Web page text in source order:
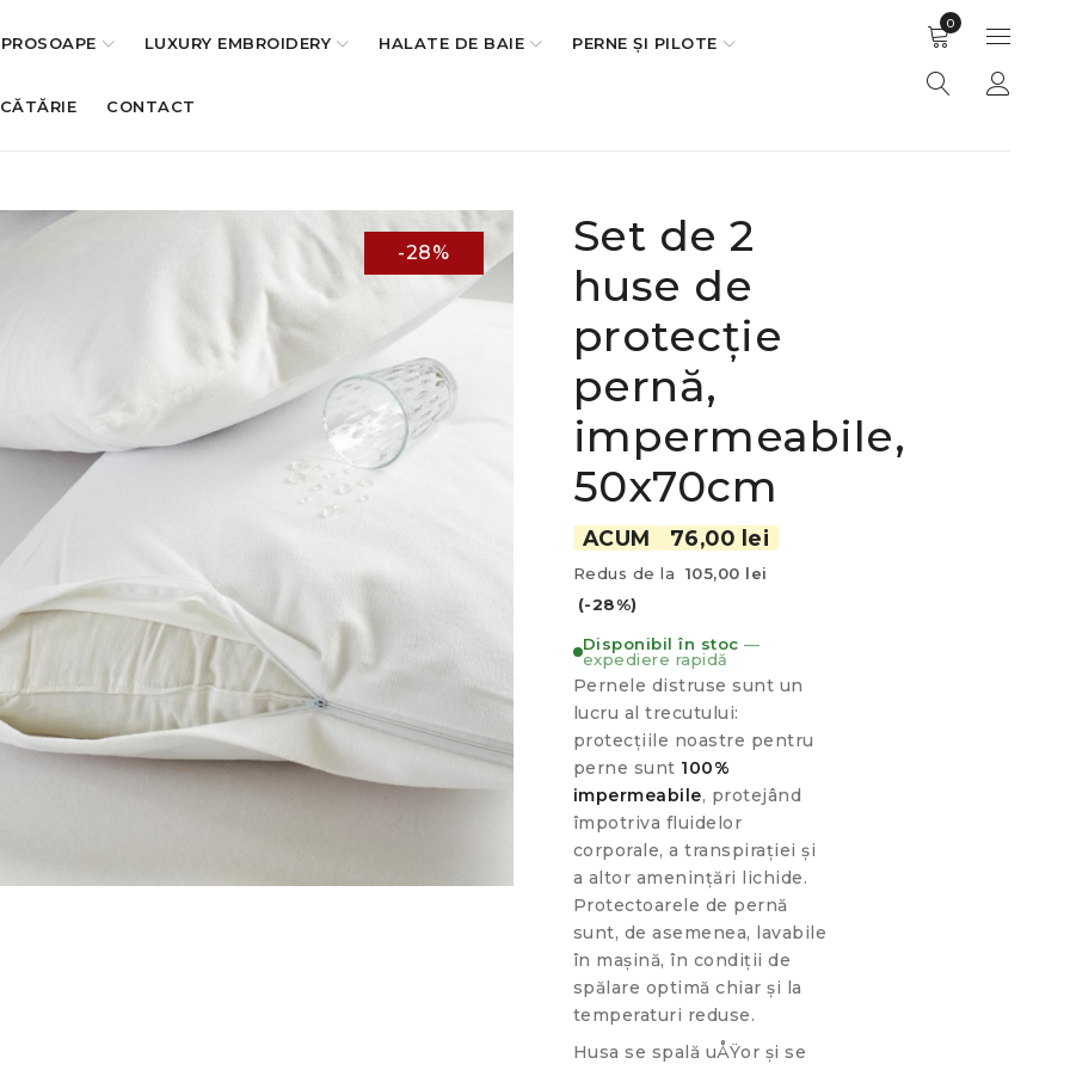
PROSOAPE LUXURY EMBROIDERY HALATE DE BAIE PERNE ȘI PILOTE
CONTACT
0
-28%
Set de 2
huse de
protecție
pernă,
impermeabile,
50x70cm
ACUM 76,00 lei
Redus de la
105,00 lei
(-28%)
Disponibil în stoc—
expediere rapidă
Pernele distruse sunt un
lucru al trecutului:
protecțiile noastre pentru
perne sunt 100%
impermeabile, protejând
împotriva fluidelor
corporale, a transpirației și
a altor amenințări lichide.
Protectoarele de pernă
sunt, de asemenea, lavabile
în mașină, în condiții de
spălare optimă chiar și la
temperaturi reduse.
Husa se spală uÅŸor și se